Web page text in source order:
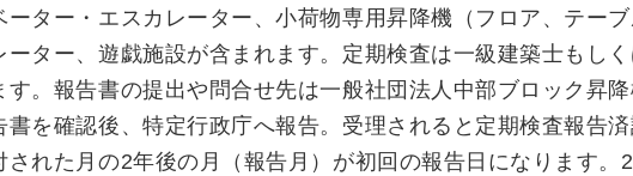
ーター・エスカレーター、小荷物専用昇降機（フロア、テー
ーター、遊戯施設が含まれます。定期検査は一級建築士もし
す。報告書の提出や問合せ先は一般社団法人中部ブロック昇
書を確認後、特定行政庁へ報告。受理されると定期検査報告
された月の2年後の月（報告月）が初回の報告日になります。